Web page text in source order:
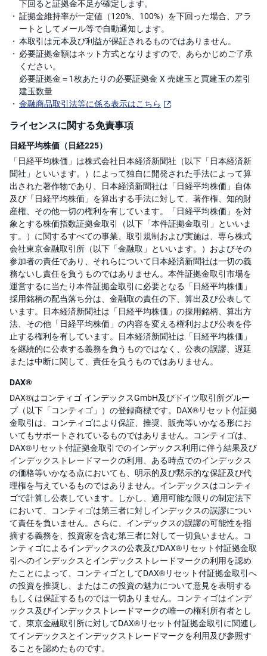
下回ると証拠金不足が確定します。
証拠金維持率が一定値（120%、100%）を下回った場合、アラ
ートとしてメール等で自動通知します。
本取引は元本及び利益が保証されるものではありません。
必要証拠金額はネット方式となりますので、あらかじめご了承
ください。
必要証拠金＝1枚あたりの必要証拠金 X 売建玉と買建玉の差引
建玉数量
金融商品取引法等に係る表示はこちら
ライセンスに関する免責事項
日経平均株価（日経225）
「日経平均株価」は株式会社日本経済新聞社（以下「日本経済新
聞社」といいます。）によって独自に開発された手法によって算
出された著作物であり、日本経済新聞社は「日経平均株価」自体
及び「日経平均株価」を算出する手法に対して、著作権、知的財
産権、その他一切の権利を有しています。「日経平均株価」を対
象とする株価指数証拠金取引（以下「本件証拠金取引」といいま
す。）に関するすべての事業、取引規制および実施は、専ら株式
会社東京金融取引所（以下「金融取」といいます。）およびその
参加者の責任であり、それらについて日本経済新聞社は一切の義
務ないし責任を負うものではありません。本件証拠金取引市場を
運営するに当たり本件証拠金取引に必要となる「日経平均株価」
採用銘柄の配当落ち分は、金融取の責任の下、算出及び公表して
います。日本経済新聞社は「日経平均株価」の採用銘柄、算出方
法、その他「日経平均株価」の内容を変える権利および公表を停
止する権利を有しています。日本経済新聞社は「日経平均株価」
を継続的に公表する義務を負うものではなく、公表の誤謬、遅延
または中断に関して、責任を負うものではありません。
DAX®
DAX®はコンティゴ インデックスGmbH及びドイツ取引所グルー
プ（以下「コンティゴ」）の登録商標です。DAX®リセット付証拠
金取引は、コンティゴにより保証、推奨、販売等いかなる形にお
いてもサポートされているものではありません。コンティゴは、
DAX®リセット付証拠金取引でのインデックス利用に伴う結果及び
インデックストレードマークの利用、ある時点でのインデックス
の価格等いかなる点においても、明示的及び黙示的な保証及び代
理権を与えているものではありません。インデックスはコンティ
ゴで計算し公表しています。しかし、適用可能な限りの制定法下
において、コンティゴは第三者に対しインデックスの誤謬につい
て責任を負いません。さらに、インデックスの誤謬の可能性を指
摘する義務を、投資家を含む第三者に対して一切負いません。コ
ンティゴによるインデックスの公表及びDAX®リセット付証拠金取
引へのインデックスとインデックストレードマークの利用を認め
たことによって、コンティゴとしてDAX®リセット付証拠金取引へ
の投資を推奨し、またはこの投資の魅力について意見を表明する
もしくは保証するものでは一切ありません。コンティゴはインデ
ックス及びインデックストレードマークの唯一の権利所有者とし
て、東京金融取引所に対してDAX®リセット付証拠金取引に関連し
てインデックスとインデックストレードマークを利用及び参照す
ることを認めたものです。